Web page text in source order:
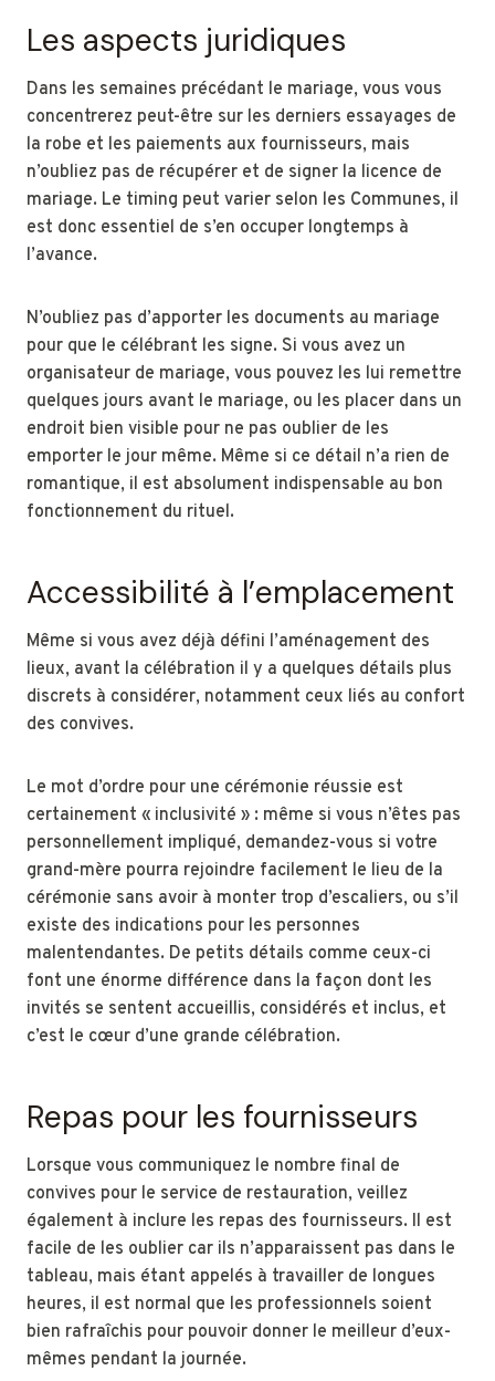
Les aspects juridiques
Dans les semaines précédant le mariage, vous vous
concentrerez peut-être sur les derniers essayages de
la robe et les paiements aux fournisseurs, mais
n’oubliez pas de récupérer et de signer la licence de
mariage. Le timing peut varier selon les Communes, il
est donc essentiel de s’en occuper longtemps à
l’avance.
N’oubliez pas d’apporter les documents au mariage
pour que le célébrant les signe. Si vous avez un
organisateur de mariage, vous pouvez les lui remettre
quelques jours avant le mariage, ou les placer dans un
endroit bien visible pour ne pas oublier de les
emporter le jour même. Même si ce détail n’a rien de
romantique, il est absolument indispensable au bon
fonctionnement du rituel.
Accessibilité à l’emplacement
Même si vous avez déjà défini l’aménagement des
lieux, avant la célébration il y a quelques détails plus
discrets à considérer, notamment ceux liés au confort
des convives.
Le mot d’ordre pour une cérémonie réussie est
certainement « inclusivité » : même si vous n’êtes pas
personnellement impliqué, demandez-vous si votre
grand-mère pourra rejoindre facilement le lieu de la
cérémonie sans avoir à monter trop d’escaliers, ou s’il
existe des indications pour les personnes
malentendantes. De petits détails comme ceux-ci
font une énorme différence dans la façon dont les
invités se sentent accueillis, considérés et inclus, et
c’est le cœur d’une grande célébration.
Repas pour les fournisseurs
Lorsque vous communiquez le nombre final de
convives pour le service de restauration, veillez
également à inclure les repas des fournisseurs. Il est
facile de les oublier car ils n’apparaissent pas dans le
tableau, mais étant appelés à travailler de longues
heures, il est normal que les professionnels soient
bien rafraîchis pour pouvoir donner le meilleur d’eux-
mêmes pendant la journée.